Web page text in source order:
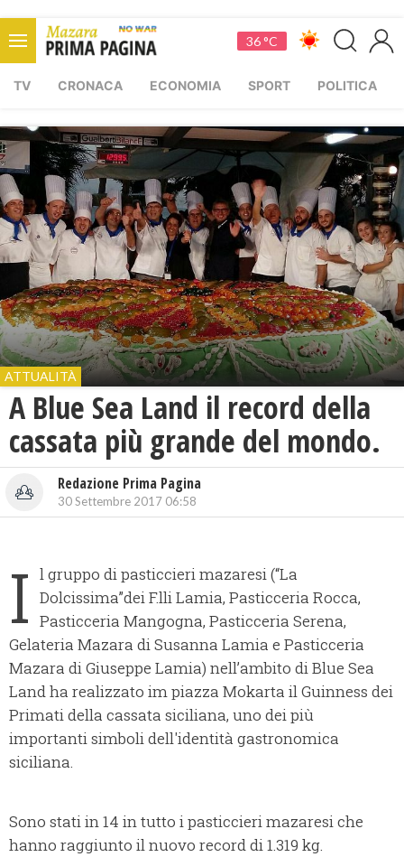
36 °C
TV CRONACA ECONOMIA SPORT POLITICA
ATTUALITÀ
A Blue Sea Land il record della
cassata più grande del mondo.
Redazione Prima Pagina
30 Settembre 2017 06:58
I l gruppo di pasticcieri mazaresi (“La
Dolcissima”dei F.lli Lamia, Pasticceria Rocca,
Pasticceria Mangogna, Pasticceria Serena,
Gelateria Mazara di Susanna Lamia e Pasticceria
Mazara di Giuseppe Lamia) nell’ambito di Blue Sea
Land ha realizzato im piazza Mokarta il Guinness dei
Primati della cassata siciliana, uno dei più
importanti simboli dell'identità gastronomica
siciliana.
Sono stati in 14 in tutto i pasticcieri mazaresi che
hanno raggiunto il nuovo record di 1.319 kg.